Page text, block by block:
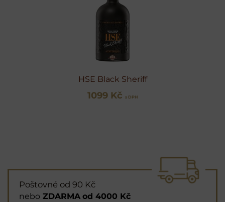
HSE Black Sheriff
1099 Kč s DPH
Poštovné od 90 Kč
nebo ZDARMA od 4000 Kč